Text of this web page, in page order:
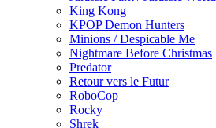
King Kong
KPOP Demon Hunters
Minions / Despicable Me
Nightmare Before Christmas
Predator
Retour vers le Futur
RoboCop
Rocky
Shrek